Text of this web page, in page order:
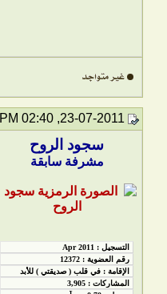
سجود الروح
مشرفة سابقة